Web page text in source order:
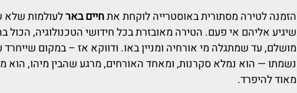
הזמנה לטירה מסתורית באוסטרייה לוקחת אתחיים בארלעולמות שלא
שיגיע אליהם אי פעם. הטירה מאובזרת בכל חידושי הטכנולוגיה, הכול
מושלם, עד שמתגלה מי אורחיה ומניין באו. ודווקא אז – במקום שייחרד
נשמתו — הוא נמלא סקרנות, ומאחד האורחים, מרגע שהבין מיהו,
מאוד להיפרד.